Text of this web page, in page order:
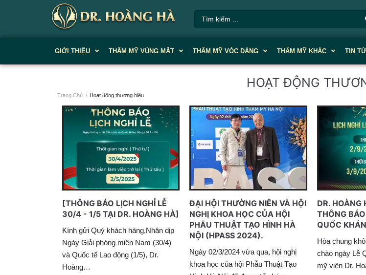
GIỚI THIỆU THẨM MỸ VÙNG MĂT THẨM MỸ VÓC DÁNG THẨM MỸ KHÁC TIN
HOẠT ĐỘNG
Trang Chủ / Hoạt động thương hiệu
[THÔNG BÁO LỊCH NGHỈ LỄ
30/4 - 1/5 TẠI DR. HOÀNG HÀ]
Kính gửi Quý khách hàng,Nhân dịp
Ngày Giải phóng miền Nam (30/4)
và Quốc tế Lao động (1/5), Dr.
Hoàng…
ĐẠI HỘI THƯỜNG NIÊN VÀ HỘI
NGHỊ KHOA HỌC CỦA HỘI
PHẪU THUẬT TẠO HÌNH HÀ
NỘI (HPASS 2024).
Ngày 02/3/2024 vừa qua, hội nghị
khoa học của hội Phẫu Thuật Tạo
DR. HOÀNG
THÔNG
QUỐC
Hòa chung
chào ngày Lễ
mỹ viện Dr.